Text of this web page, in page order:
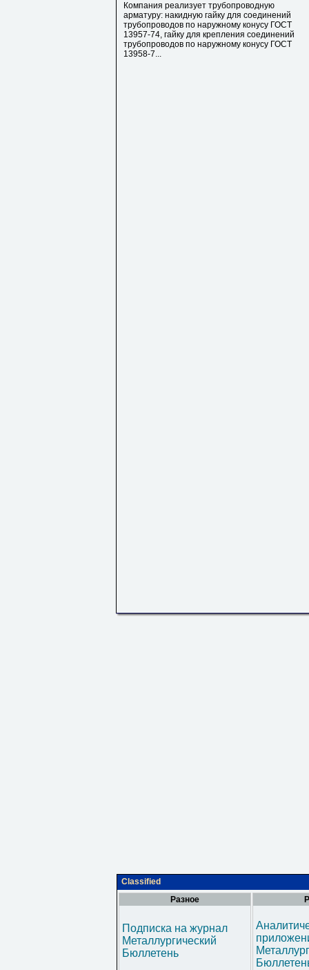
Компания реализует трубопроводную
арматуру: накидную гайку для соединений
трубопроводов по наружному конусу ГОСТ
13957-74, гайку для крепления соединений
трубопроводов по наружному конусу ГОСТ
13958-7...
Classified
Разное
Подписка на журнал
Металлургический
Бюллетень